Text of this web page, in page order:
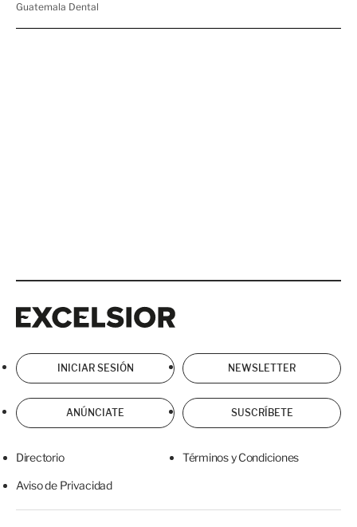
INICIAR SESIÓN NEWSLETTER
ANÚNCIATE SUSCRÍBETE
Directorio Términos y Condiciones
Aviso de Privacidad